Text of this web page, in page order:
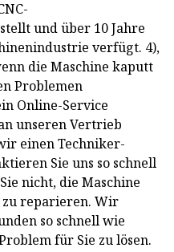
und über 10 Jahre
verfügt. 4),
die Maschine kaputt
Problemen
Online-Service
unseren Vertrieb
einen Techniker-
Sie uns so schnell
nicht, die Maschine
zu reparieren. Wir
so schnell wie
für Sie zu lösen.